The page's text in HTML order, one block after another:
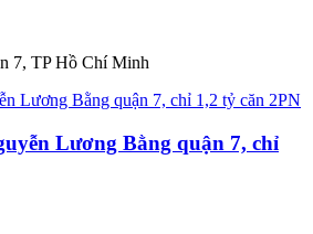
7, TP Hồ Chí Minh
Lương Bằng quận 7, chỉ